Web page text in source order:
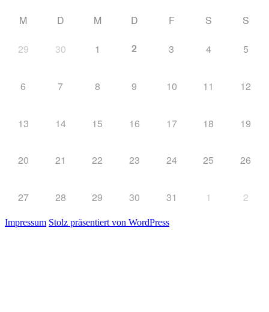
M D M D F S S
29 30 1 2 3 4 5
6 7 8 9 10 11 12
13 14 15 16 17 18 19
20 21 22 23 24 25 26
27 28 29 30 31 1 2
Impressum Stolz präsentiert von WordPress